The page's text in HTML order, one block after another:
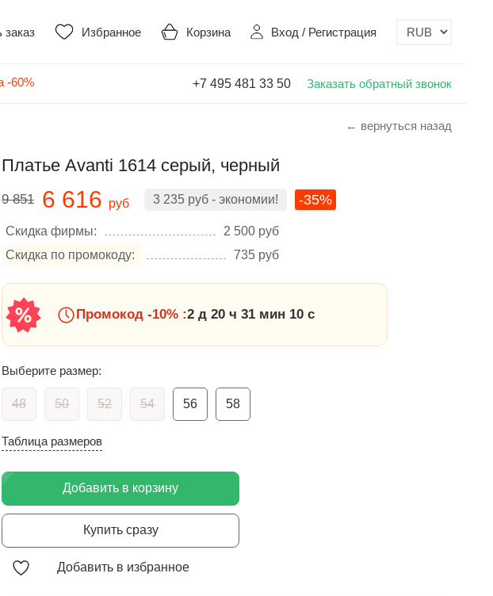
заказ Избранное Корзина Вход / Регистрация
-60% +7 495 481 33 50 Заказать обратный звонок
← вернуться назад
Платье Avanti 1614 серый, черный
9 851 6 616 руб 3 235 руб - экономии! -35%
Скидка фирмы: 2 500 руб
Скидка по промокоду:
735 руб
Промокод -10% :2 д 20 ч 31 мин 09 с
Выберите размер:
48 50 52 54 56 58
Таблица размеров
Добавить в корзину
Купить сразу
Добавить в избранное